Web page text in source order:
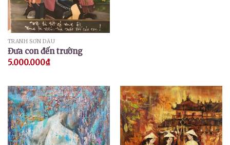
TRANH SƠN DẦU
Đưa con đến trường
5.000.000₫